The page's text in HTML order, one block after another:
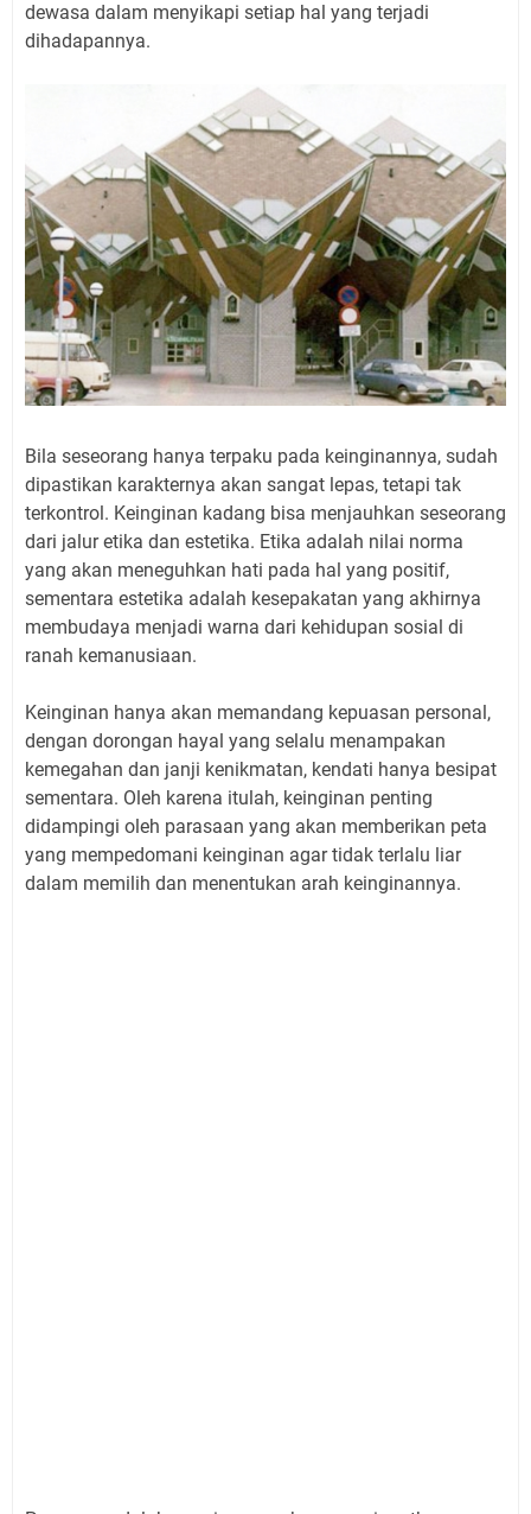
dewasa dalam menyikapi setiap hal yang terjadi
dihadapannya.
Bila seseorang hanya terpaku pada keinginannya, sudah
dipastikan karakternya akan sangat lepas, tetapi tak
terkontrol. Keinginan kadang bisa menjauhkan seseorang
dari jalur etika dan estetika. Etika adalah nilai norma
yang akan meneguhkan hati pada hal yang positif,
sementara estetika adalah kesepakatan yang akhirnya
membudaya menjadi warna dari kehidupan sosial di
ranah kemanusiaan.
Keinginan hanya akan memandang kepuasan personal,
dengan dorongan hayal yang selalu menampakan
kemegahan dan janji kenikmatan, kendati hanya besipat
sementara. Oleh karena itulah, keinginan penting
didampingi oleh parasaan yang akan memberikan peta
yang mempedomani keinginan agar tidak terlalu liar
dalam memilih dan menentukan arah keinginannya.